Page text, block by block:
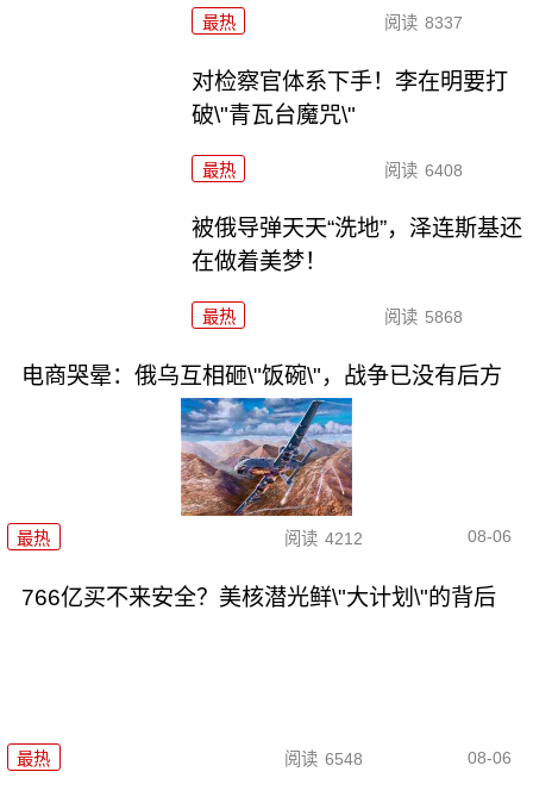
最热 阅读 8337
对检察官体系下手！李在明要打
破\"青瓦台魔咒\"
最热 阅读 6408
被俄导弹天天“洗地”，泽连斯基还
在做着美梦！
最热 阅读 5868
电商哭晕：俄乌互相砸\"饭碗\"，战争已没有后方
最热 阅读 4212 08-06
766亿买不来安全？美核潜光鲜\"大计划\"的背后
最热 阅读 6548 08-06